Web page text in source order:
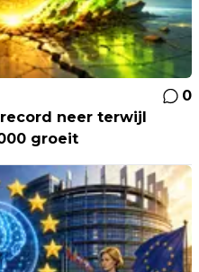
0
neer terwijl
groeit